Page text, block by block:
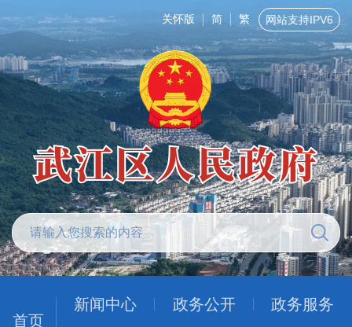
关怀版 简 繁 网站支持IPV6
首页
新闻中心 政务公开
政务服务